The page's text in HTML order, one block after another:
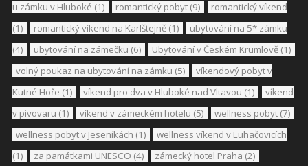
u zámku v Hluboké (1) romantický pobyt (9)
romantický víkend
(1)
romantický víkend na Karlštejně (1)
ubytování na 5* zámku
(4)
ubytování na zámečku (6) Ubytování v Českém Krumlově (1)
volný poukaz na ubytování na zámku (5)
víkendový pobyt v
Kutné Hoře (1) víkend pro dva v Hluboké nad Vltavou (1)
víkend
v pivovaru (1) víkend v zámeckém hotelu (5) wellness pobyt (7)
wellness pobyt v Jeseníkách (1)
wellness víkend v Luhačovicích
(1)
za památkami UNESCO (4) zámecký hotel Praha (2)